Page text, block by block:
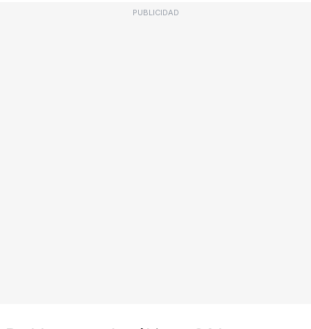
PUBLICIDAD